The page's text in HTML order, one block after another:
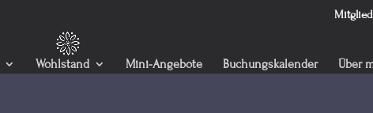
Wohlstand Mini-Angebote Buchungskalender Über